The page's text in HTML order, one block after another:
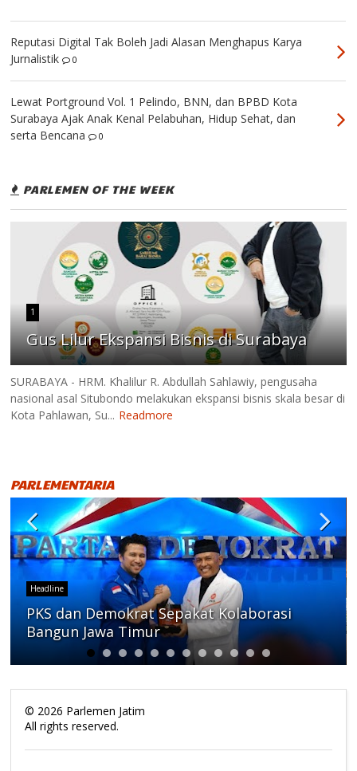
Reputasi Digital Tak Boleh Jadi Alasan Menghapus Karya
Jurnalistik
0
Lewat Portground Vol. 1 Pelindo, BNN, dan BPBD Kota
Surabaya Ajak Anak Kenal Pelabuhan, Hidup Sehat, dan
serta Bencana
0
PARLEMEN OF THE WEEK
1
Gus Lilur Ekspansi Bisnis di Surabaya
SURABAYA - HRM. Khalilur R. Abdullah Sahlawiy, pengusaha
nasional asal Situbondo melakukan ekspansi bisnis skala besar di
Kota Pahlawan, Su... Readmore
PARLEMENTARIA
Headline
PKS dan Demokrat Sepakat Kolaborasi
Bangun Jawa Timur
© 2026 Parlemen Jatim
All rights reserved.